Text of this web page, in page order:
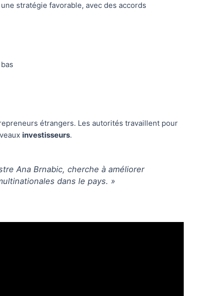
stratégie favorable, avec des accords
étrangers. Les autorités travaillent pour
investisseurs.
Ana Brnabic, cherche à améliorer
dans le pays. »